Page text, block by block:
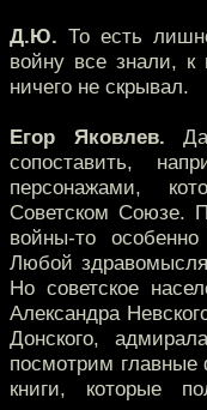
Д.Ю. То есть
войну все знали, к
ничего не скрывал.
Егор Яковлев.
сопоставить,
персонажами,
Советском Союзе.
войны-то
Любой
Но советское
Александра
Донского,
посмотрим
книги, которые